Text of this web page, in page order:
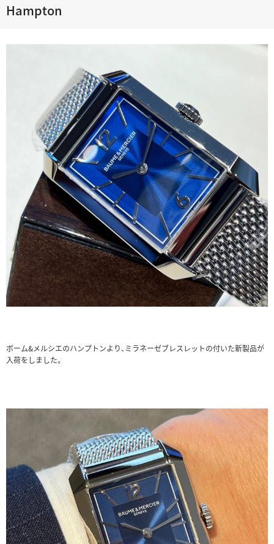
Hampton
ボーム&メルシエのハンプトンより、ミラネーゼブレスレットの付いた新製品が
入荷をしました。